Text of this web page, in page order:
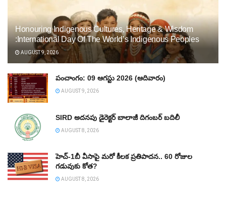
Honouring Indigenous Cultures, Heritage & Wisdom
:International Day Of The World’s Indigenous Peoples
AUGUST 9, 2026
పంచాంగం: 09 ఆగస్టు 2026 (ఆదివారం)
AUGUST 9, 2026
SIRD అదనపు డైరెక్టర్‌ బాలాజీ దిగంబర్‌ బదిలీ
AUGUST 8, 2026
హెచ్‌-1బీ వీసాపై మరో కీలక ప్రతిపాదన.. 60 రోజుల
గడువుకు కోత?
AUGUST 8, 2026